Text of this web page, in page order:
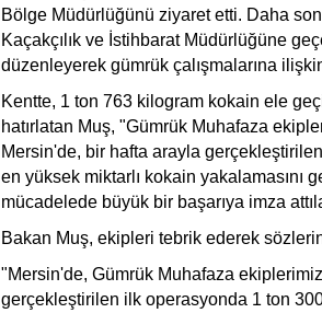
Bölge Müdürlüğünü ziyaret etti. Daha
Kaçakçılık ve İstihbarat Müdürlüğüne
düzenleyerek gümrük çalışmalarına
Kentte, 1 ton 763 kilogram kokain ele
hatırlatan Muş, "Gümrük Muhafaza
Mersin'de, bir hafta arayla
en yüksek miktarlı kokain yakalamasını
mücadelede büyük bir başarıya imza
Bakan Muş, ekipleri tebrik ederek
"Mersin'de, Gümrük Muhafaza
gerçekleştirilen ilk operasyonda 1 ton